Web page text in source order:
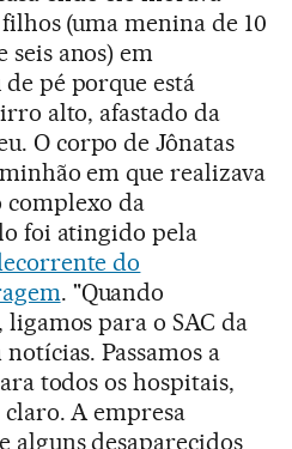
(uma menina de 10
seis anos) em
pé porque está
alto, afastado da
O corpo de Jônatas
em que realizava
complexo da
foi atingido pela
do
. "Quando
para o SAC da
Passamos a
todos os hospitais,
A empresa
alguns desaparecidos